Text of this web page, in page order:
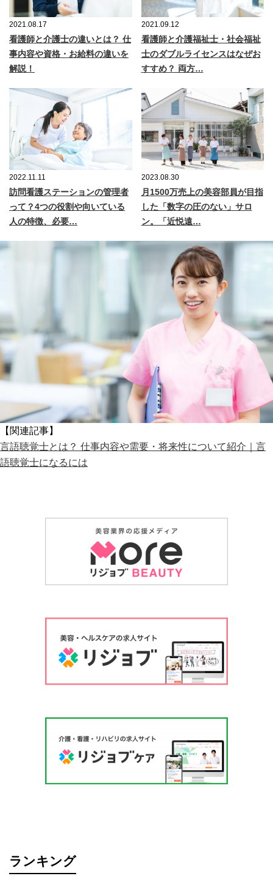
2021.08.17
看護師と介護士の違いとは？ 仕
事内容や資格・お給料の違いを
解説！
2021.09.12
看護師と介護福祉士・社会福祉
士のダブルライセンスはなぜお
すすめ？ 両方…
2022.11.11
訪問看護ステーションの管理者
って？4つの役割や向いている
人の特徴、必要…
2023.08.30
月1500万売上の美容部員が目指
した「数字の圧のない」サロ
ン。「近悦遠…
【関連記事】
言語聴覚士とは？ 仕事内容や需要・将来性について紹介｜言
語聴覚士になるには
ランキング